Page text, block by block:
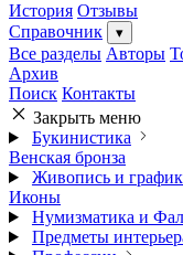
История Отзывы
Справочник
▾
Все разделы Авторы
Архив
Поиск Контакты
Закрыть меню
Букинистика
Венская бронза
Живопись и
Иконы
Нумизматика и
Предметы